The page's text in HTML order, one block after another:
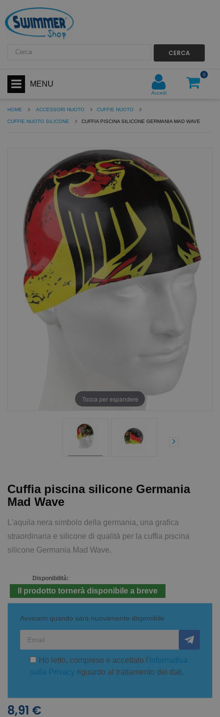
CERCA
MENU
0
Accedi
HOME ACCESSORI NUOTO CUFFIE NUOTO
CUFFIE NUOTO SILICONE CUFFIA PISCINA SILICONE GERMANIA MAD WAVE
Tocca per espandere
Cuffia piscina silicone Germania
Mad Wave
L'aquila nera simbolo della germania, una grafica
straordinaria e silicone di qualità per la cuffia piscina
silicone Germania Mad Wave.
Disponibilità:
Il prodotto tornerà disponibile a breve
Avvisami quando sarà nuovamente disponibile
Ho letto, compreso e accettato l'informativa
sulla Privacy riguardo al trattamento dei dati.
8,91 €